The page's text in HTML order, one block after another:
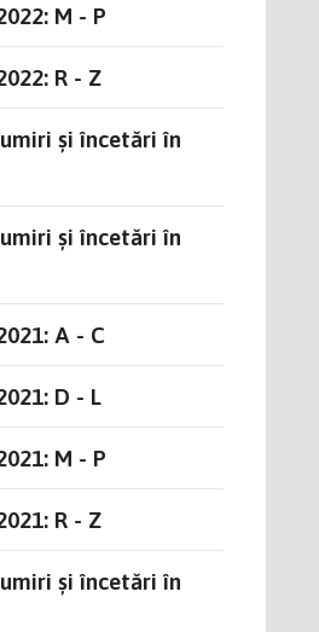
M - P
R - Z
și încetări în
și încetări în
A - C
D - L
M - P
R - Z
și încetări în